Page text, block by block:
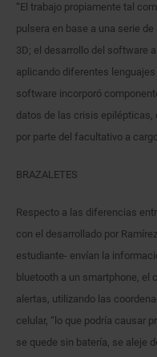
“El trabajo propiamente tal
pulsera en base a una serie
3D; el desarrollo del software
aplicando diferentes
software incorporó
datos de las crisis epilépticas,
por parte del facultativo a
BRAZALETES
Respecto a las diferencias
con el desarrollado por
estudiante- envían la
bluetooth a un smartphone, el
alertas, utilizando las
celular, “lo que podría causar
se quede sin batería, se aleje